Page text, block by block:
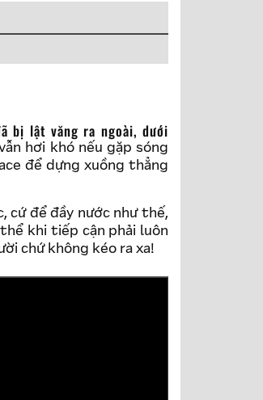
hơi khó nếu gặp sóng
để dựng xuồng thẳng
cứ để đầy nước như thế,
khi tiếp cận phải luôn
chứ không kéo ra xa!